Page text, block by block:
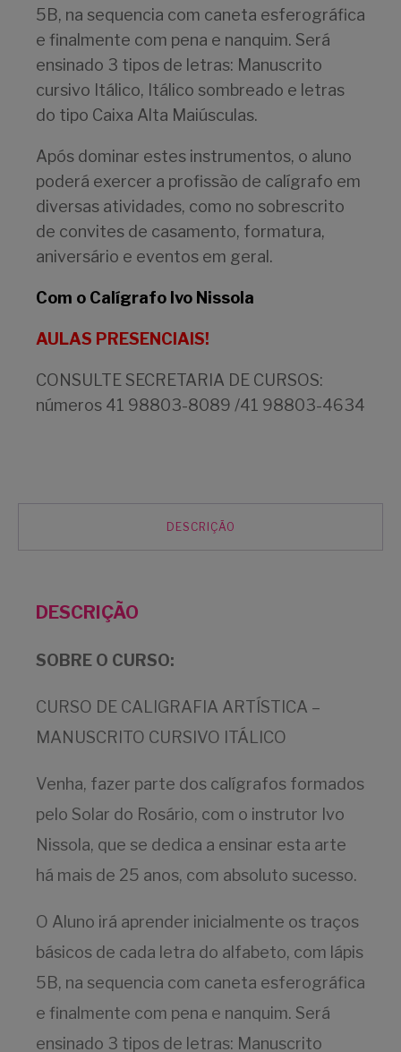
5B, na sequencia com caneta esferográfica
e finalmente com pena e nanquim. Será
ensinado 3 tipos de letras: Manuscrito
cursivo Itálico, Itálico sombreado e letras
do tipo Caixa Alta Maiúsculas.
Após dominar estes instrumentos, o aluno
poderá exercer a profissão de calígrafo em
diversas atividades, como no sobrescrito
de convites de casamento, formatura,
aniversário e eventos em geral.
Com o Calígrafo Ivo Nissola
AULAS PRESENCIAIS!
CONSULTE SECRETARIA DE CURSOS:
números 41 98803-8089 /41 98803-4634
DESCRIÇÃO
DESCRIÇÃO
SOBRE O CURSO:
CURSO DE CALIGRAFIA ARTÍSTICA –
MANUSCRITO CURSIVO ITÁLICO
Venha, fazer parte dos calígrafos formados
pelo Solar do Rosário, com o instrutor Ivo
Nissola, que se dedica a ensinar esta arte
há mais de 25 anos, com absoluto sucesso.
O Aluno irá aprender inicialmente os traços
básicos de cada letra do alfabeto, com lápis
5B, na sequencia com caneta esferográfica
e finalmente com pena e nanquim. Será
ensinado 3 tipos de letras: Manuscrito